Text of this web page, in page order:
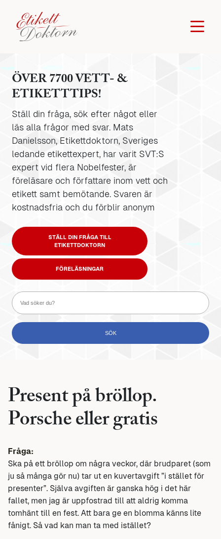
ÖVER 7700 VETT- &
ETIKETTTIPS!
Ställ din fråga, sök efter något eller
läs alla frågor med svar. Mats
Danielsson, Etikettdoktorn, Sveriges
ledande etikettexpert, har varit SVT:S
expert vid flera Nobelfester, är
föreläsare och författare inom vett och
etikett samt bemötande. Svaren är
kostnadsfria och du förblir anonym
STÄLL DIN FRÅGA TILL
ETIKETTDOKTORN
FÖRELÄSNINGAR
Present på bröllop.
Porsche eller gratis
Fråga:
Ska på ett bröllop om några veckor, där brudparet (som
ju så många gör nu) tar ut en kuvertavgift ”i stället för
presenter”. Själva avgiften är ganska hög i det här
fallet, men jag är uppfostrad till att aldrig komma
tomhänt till en fest. Att bara ge en blomma känns lite
fånigt. Så vad kan man ta med istället?